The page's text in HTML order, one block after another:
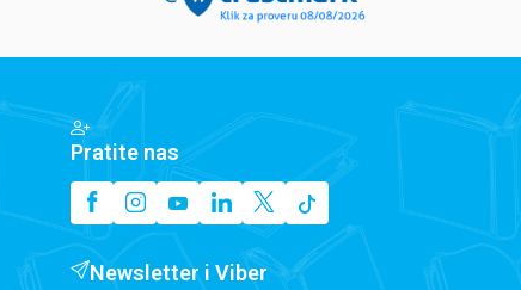
Pratite nas
Newsletter i Viber